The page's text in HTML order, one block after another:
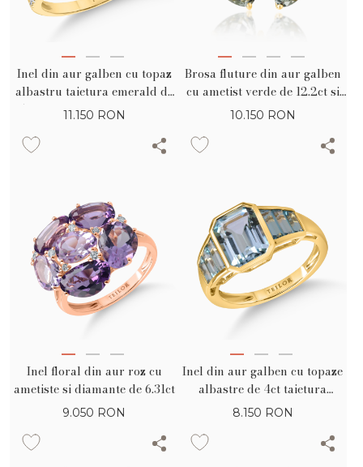
Inel din aur galben cu topaz
albastru taietura emerald de
5.84ct si diamante de 0.33ct
11.150 RON
Brosa fluture din aur galben
cu ametist verde de 12.2ct si
diamante de 0.07ct
10.150 RON
Inel floral din aur roz cu
ametiste si diamante de 6.31ct
9.050 RON
Inel din aur galben cu topaze
albastre de 4ct taietura
rectangular si baguette
8.150 RON